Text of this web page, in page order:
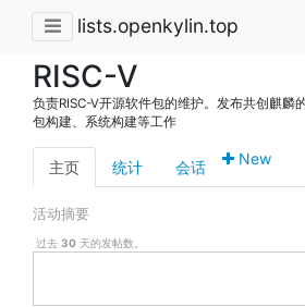
lists.openkylin.top
RISC-V
负责RISC-V开源软件包的维护。发布共创麒麟
包构建、系统构建等工作
主页 统计 会话 New
活动摘要
过去 30天的发帖数。